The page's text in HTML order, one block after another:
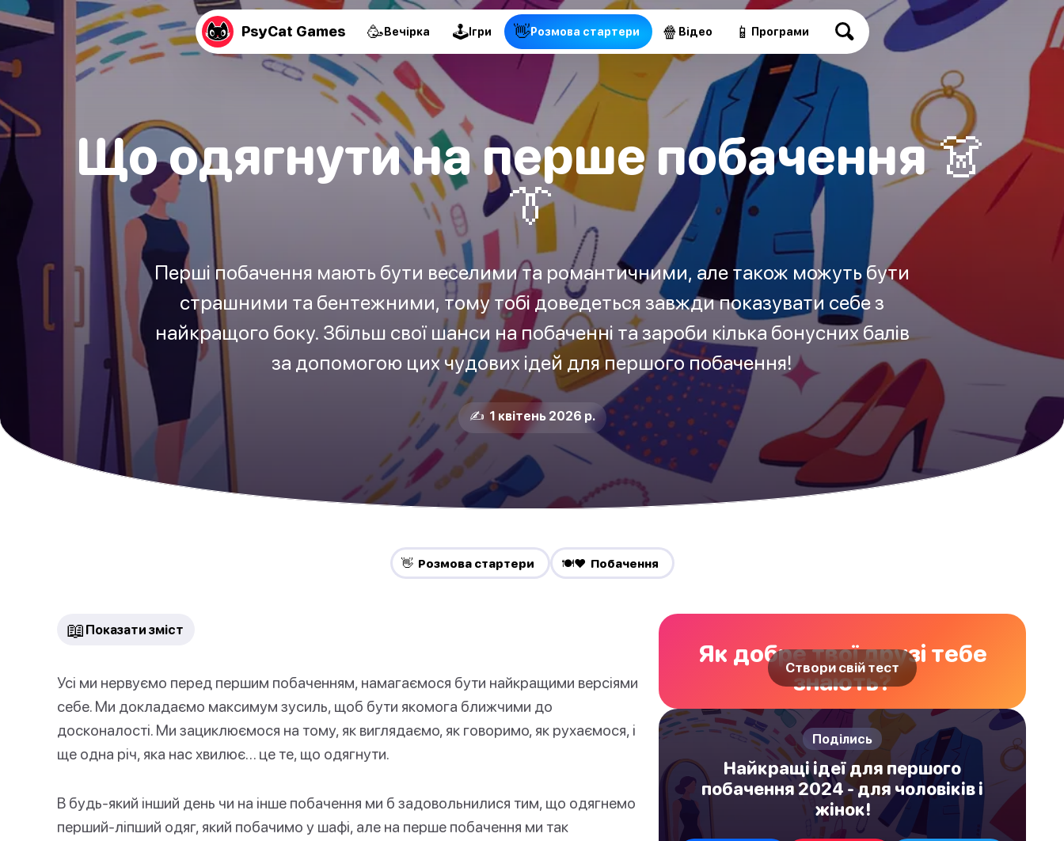
PsyCat Games 🥳Вечірка 🕹Ігри 👋Pозмова стартери 🍿 Відео 📱 Програми
Що одягнути на перше побачення 👗
👔
Перші побачення мають бути веселими та романтичними, але також можуть бути
страшними та бентежними, тому тобі доведеться завжди показувати себе з
найкращого боку. Збільш свої шанси на побаченні та зароби кілька бонусних балів
за допомогою цих чудових ідей для першого побачення!
✍️ 1 квітень 2026 р.
👋 Pозмова стартери 🍽️❤️ Побачення
📖 Показати зміст
Усі ми нервуємо перед першим побаченням, намагаємося бути найкращими версіями
себе. Ми докладаємо максимум зусиль, щоб бути якомога ближчими до
досконалості. Ми зациклюємося на тому, як виглядаємо, як говоримо, як рухаємося, і
ще одна річ, яка нас хвилює… це те, що одягнути.
В будь-який інший день чи на інше побачення ми б задовольнилися тим, що одягнемо
перший-ліпший одяг, який побачимо у шафі, але на перше побачення ми так
Як добре твої друзі тебе
знають?
Створи свій тест
Поділись
Найкращі ідеї для першого
побачення 2024 - для чоловіків і
жінок!